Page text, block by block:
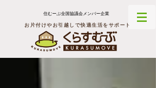
住むーぶ全国協議会メンバー企業
お片付けやお引越しで快適生活をサポート